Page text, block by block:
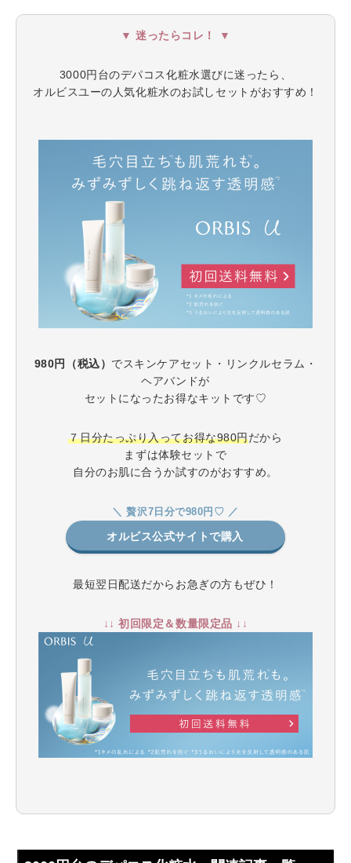
▼ 迷ったらコレ！ ▼
3000円台のデパコス化粧水選びに迷ったら、
オルビスユーの人気化粧水のお試しセットがおすすめ！
980円（税込） でスキンケアセット・リンクルセラム・
ヘアバンドが
セットになったお得なキットです♡
７日分たっぷり入ってお得な980円だから
まずは体験セットで
自分のお肌に合うか試すのがおすすめ。
＼ 贅沢7日分で980円♡ ／
オルビス公式サイトで購入
最短翌日配送だからお急ぎの方もぜひ！
↓↓ 初回限定＆数量限定品 ↓↓